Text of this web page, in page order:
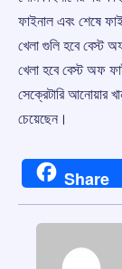
ফাইনাল এবং শেষে
খেলা গুলি হবে বেস্ট
খেলা হবে বেস্ট অফ
সেক্রেটারি আনোয়ার
চেয়েছেন।‌
Share